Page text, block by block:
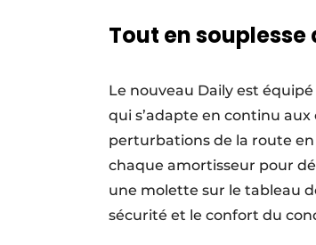
Tout en souplesse
Le nouveau Daily est
qui s’adapte en continu
perturbations de la route en
chaque amortisseur pour
une molette sur le tableau
sécurité et le confort du